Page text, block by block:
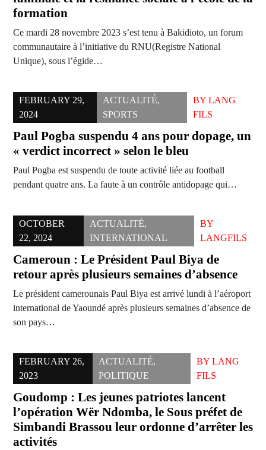
formation
Ce mardi 28 novembre 2023 s’est tenu à Bakidioto, un forum
communautaire à l’initiative du RNU(Registre National
Unique), sous l’égide…
FEBRUARY 29,
2024
ACTUALITÉ,
SPORTS
BYLANG
FILS
Paul Pogba suspendu 4 ans pour dopage, un
« verdict incorrect » selon le bleu
Paul Pogba est suspendu de toute activité liée au football
pendant quatre ans. La faute à un contrôle antidopage qui…
OCTOBER
22, 2024
ACTUALITÉ,
INTERNATIONAL
BY
LANGFILS
Cameroun : Le Président Paul Biya de
retour après plusieurs semaines d’absence
Le président camerounais Paul Biya est arrivé lundi à l’aéroport
international de Yaoundé après plusieurs semaines d’absence de
son pays…
FEBRUARY 26,
2023
ACTUALITÉ,
POLITIQUE
BY LANG
FILS
Goudomp : Les jeunes patriotes lancent
l’opération Wër Ndomba, le Sous préfet de
Simbandi Brassou leur ordonne d’arrêter les
activités